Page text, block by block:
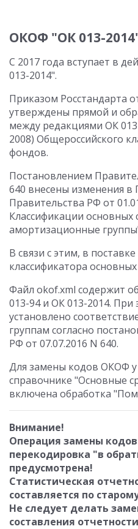
ОКОФ "ОК 013-
С 2017 года вступает в
013-2014".
Приказом Росстандарта
утверждены прямой и
между редакциями ОК
2008) Общероссийского
фондов.
Постановлением
640 внесены изменения в
Правительства РФ от
Классификации
амортизационные
В связи с этим, в
классификатора
Файл okof.xml содержит
013-94 и ОК 013-2014.
установлено
группам согласно
РФ от 07.07.2016 N 640.
Для замены кодов ОКОФ у
справочнике "Основные
включена обработка
Внимание!
Операция замены
перекодировка "в
предусмотрена!
Статистическая
составляется по
Не следует делать
составления